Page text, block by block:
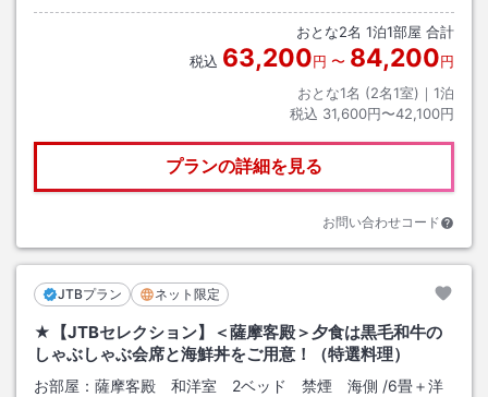
おとな2名 1泊1部屋 合計
税込 63,200円 〜 84,200円
おとな1名 (2名1室)｜ 1泊
税込 31,600円〜42,100円
プランの詳細を見る
お問い合わせコード
JTBプラン ネット限定
★【JTBセレクション】＜薩摩客殿＞夕食は黒毛和牛の
しゃぶしゃぶ会席と海鮮丼をご用意！（特選料理）
お部屋： 薩摩客殿 和洋室 2ベッド 禁煙 海側 /6畳＋洋